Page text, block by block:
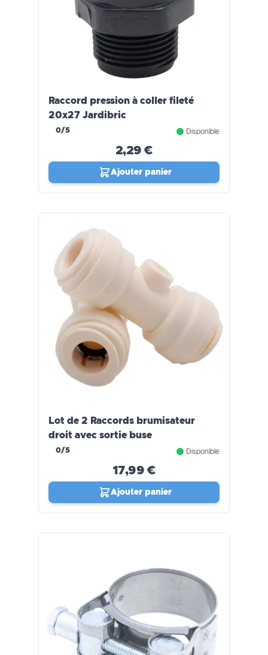
Raccord pression à coller fileté
20x27 Jardibric
0/5 Disponible
2,29 €
Ajouter panier
Lot de 2 Raccords brumisateur
droit avec sortie buse
0/5 Disponible
17,99 €
Ajouter panier